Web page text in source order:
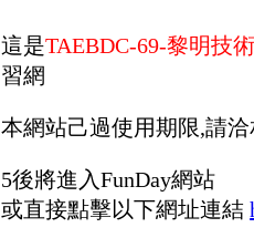
這是TAEBDC-69-黎明技
習網
本網站己過使用期限,請
5後將進入FunDay網站
或直接點擊以下網址連結